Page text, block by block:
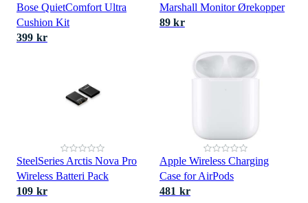
Bose QuietComfort Ultra
Cushion Kit
399 kr
Marshall Monitor Ørekopper
89 kr
SteelSeries Arctis Nova Pro
Wireless Batteri Pack
109 kr
Apple Wireless Charging
Case for AirPods
481 kr